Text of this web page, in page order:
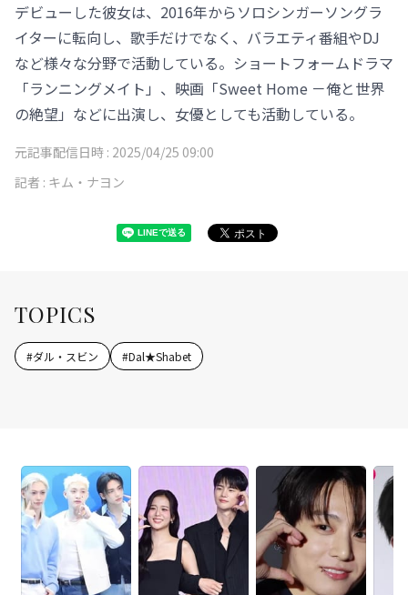
デビューした彼女は、2016年からソロシンガーソングラ
イターに転向し、歌手だけでなく、バラエティ番組やDJ
など様々な分野で活動している。ショートフォームドラマ
「ランニングメイト」、映画「Sweet Home －俺と世界
の絶望」などに出演し、女優としても活動している。
元記事配信日時 : 2025/04/25 09:00
記者 : キム・ナヨン
TOPICS
#ダル・スビン #Dal★Shabet